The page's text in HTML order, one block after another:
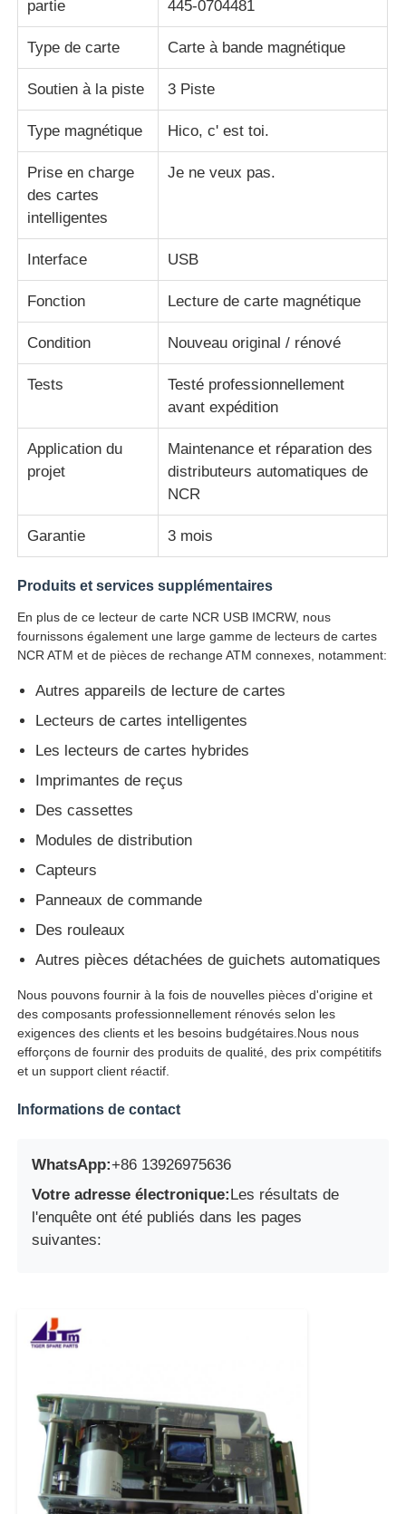
Pièces pour ATM Diebold
Pièces ATM NCR
Pièces d'atmosphère de Wincor
Pièces de distributeurs Hyosung
Pièces de distributeurs automatiques Fujitsu
Pièces de distributeurs automatiques Hitachi
Pièces d'atmosphère de GRG
Pièces de guichet automatique Glory NMD
Accepteur de factures
Imprimante de carte
machine à poser
Pièces de rechange ATM
Distributeur automatique de billets
Recycleur de pièces
partie 445-0704481
Type de carte Carte à bande magnétique
Soutien à la piste 3 Piste
Type magnétique Hico, c' est toi.
Prise en charge
des cartes
intelligentes
Je ne veux pas.
Interface USB
Fonction Lecture de carte magnétique
Condition Nouveau original / rénové
Tests
Testé professionnellement
avant expédition
Application du
projet
Maintenance et réparation des
distributeurs automatiques de
NCR
Garantie 3 mois
Produits et services supplémentaires
En plus de ce lecteur de carte NCR USB IMCRW, nous
fournissons également une large gamme de lecteurs de cartes
NCR ATM et de pièces de rechange ATM connexes, notamment:
Autres appareils de lecture de cartes
Lecteurs de cartes intelligentes
Les lecteurs de cartes hybrides
Imprimantes de reçus
Des cassettes
Modules de distribution
Capteurs
Panneaux de commande
Des rouleaux
Autres pièces détachées de guichets automatiques
Nous pouvons fournir à la fois de nouvelles pièces d'origine et
des composants professionnellement rénovés selon les
exigences des clients et les besoins budgétaires.Nous nous
efforçons de fournir des produits de qualité, des prix compétitifs
et un support client réactif.
Informations de contact
WhatsApp:+86 13926975636
Votre adresse électronique:Les résultats de
l'enquête ont été publiés dans les pages
suivantes: